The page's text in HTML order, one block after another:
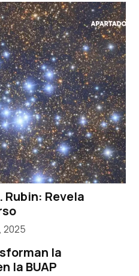
Rubin: Revela
2025
la
la BUAP